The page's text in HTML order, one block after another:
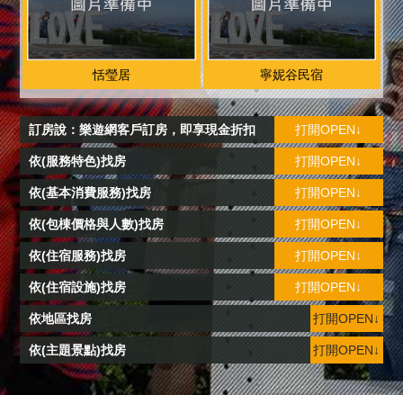
恬瑩居 寧妮谷民宿
訂房說：樂遊網客戶訂房，即享現金折扣 打開OPEN↓
依(服務特色)找房 打開OPEN↓
依(基本消費服務)找房 打開OPEN↓
依(包棟價格與人數)找房 打開OPEN↓
依(住宿服務)找房 打開OPEN↓
依(住宿設施)找房 打開OPEN↓
依地區找房 打開OPEN↓
依(主題景點)找房 打開OPEN↓